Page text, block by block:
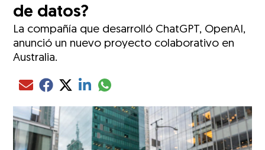
de datos?
La compañía que desarrolló ChatGPT, OpenAI,
anunció un nuevo proyecto colaborativo en
Australia.
Compartir el artículo actual mediante Email
Compartir el artículo actual mediante Facebook
Compartir el artículo actual mediante Twitter
Compartir el artículo actual mediante LinkedIn
Compartir el artículo actual mediante